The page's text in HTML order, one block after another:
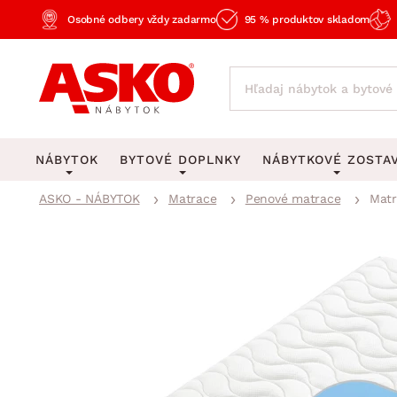
Osobné odbery vždy zadarmo 95 % produktov skladom
NÁBYTOK BYTOVÉ DOPLNKY
Stropné osvetlenie
Lustre a závesné
Stojacie lampy
Zobrazit vše
NÁBYTKOVÉ
Kancelárske
Kuchynské
Detské
Predsieňové
ASKO - NÁBYTOK Matrace Penové matrace